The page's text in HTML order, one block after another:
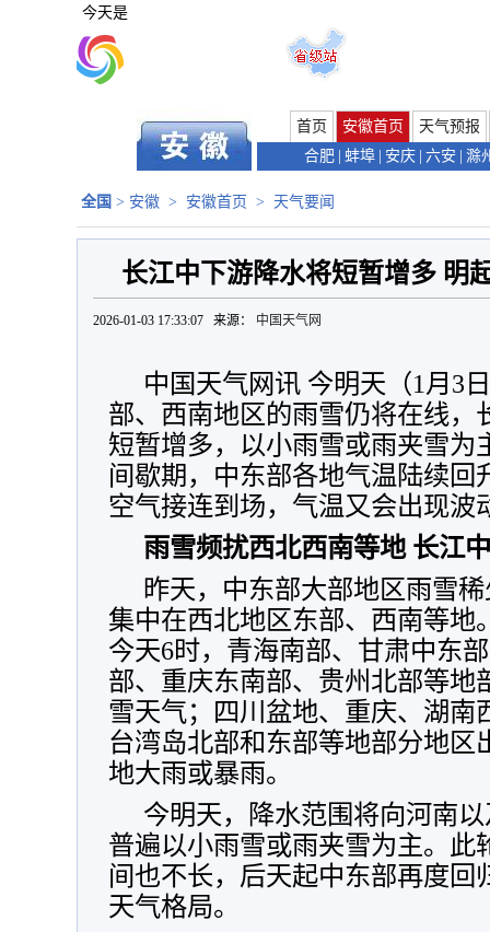
今天是
首页 安徽首页
天气预报
合肥 蚌埠 安庆 六安 滁
全国 > 安徽 > 安徽首页 > 天气要闻
长江中下游降水将短暂增多 明
2026-01-03 17:33:07 来源： 中国天气网
中国天气网讯 今明天（1月3
部、西南地区的雨雪仍将在线，
短暂增多，以小雨雪或雨夹雪为
间歇期，中东部各地气温陆续回
空气接连到场，气温又会出现波
雨雪频扰西北西南等地 长江
昨天，中东部大部地区雨雪
集中在西北地区东部、西南等地
今天6时，青海南部、甘肃中东
部、重庆东南部、贵州北部等地
雪天气；四川盆地、重庆、湖南
台湾岛北部和东部等地部分地区
地大雨或暴雨。
今明天，降水范围将向河南
普遍以小雨雪或雨夹雪为主。此
间也不长，后天起中东部再度回
天气格局。